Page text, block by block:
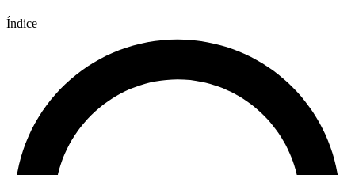
Índice